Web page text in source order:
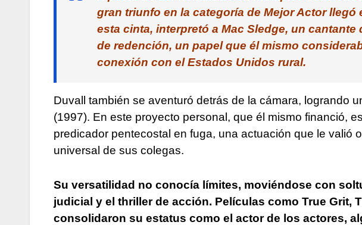
gran triunfo en la categoría de Mejor Actor llegó
esta cinta, interpretó a Mac Sledge, un
de redención, un papel que él mismo
conexión con el Estados Unidos rural.
Duvall también se aventuró detrás de la cámara, logrando
(1997). En este proyecto personal, que él mismo financió,
predicador pentecostal en fuga, una actuación que le valió
universal de sus colegas.
Su versatilidad no conocía límites, moviéndose con
judicial y el thriller de acción. Películas como True Grit,
consolidaron su estatus como el actor de los actores,